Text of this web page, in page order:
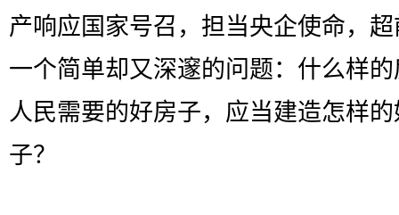
产响应国家号召，担当央企使命，
一个简单却又深邃的问题：什么样
人民需要的好房子，应当建造怎样
子？